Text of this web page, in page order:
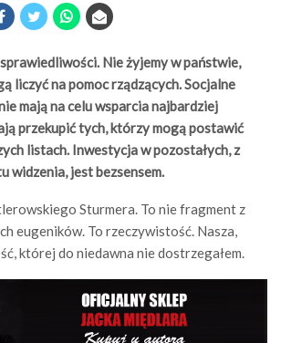
Nie żyjemy w państwie,
liczyć na pomoc rządzących. Socjalne
mają na celu wsparcia najbardziej
przekupić tych, którzy mogą postawić
listach. Inwestycja w pozostałych, z
widzenia, jest bezsensem.
Sturmera. To nie fragment z
eugeników. To rzeczywistość. Nasza,
której do niedawna nie dostrzegałem.